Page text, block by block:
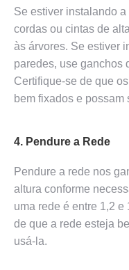
Se estiver instalando
cordas ou cintas de
às árvores. Se estiver
paredes, use ganchos
Certifique-se de que
bem fixados e possam
4. Pendure a Rede
Pendure a rede nos
altura conforme
uma rede é entre 1,2
de que a rede esteja
usá-la.